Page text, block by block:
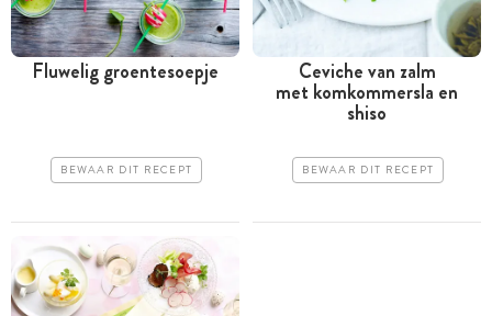
Fluwelig groentesoepje
BEWAAR DIT RECEPT
Ceviche van zalm
met komkommersla en
shiso
BEWAAR DIT RECEPT